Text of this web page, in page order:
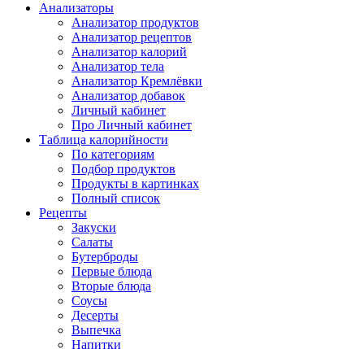
Анализаторы
Анализатор продуктов
Анализатор рецептов
Анализатор калорий
Анализатор тела
Анализатор Кремлёвки
Анализатор добавок
Личный кабинет
Про Личный кабинет
Таблица калорийности
По категориям
Подбор продуктов
Продукты в картинках
Полный список
Рецепты
Закуски
Салаты
Бутерброды
Первые блюда
Вторые блюда
Соусы
Десерты
Выпечка
Напитки